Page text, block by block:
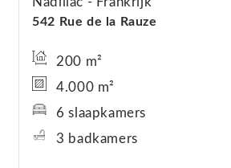
542 Rue de la Rauze
200 m²
4.000 m²
6 slaapkamers
3 badkamers